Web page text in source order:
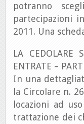
potranno
partecipazioni
2011. Una
LA CEDOLARE
ENTRATE –
In una
la Circolare n.
locazioni ad
trattazione dei